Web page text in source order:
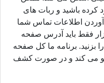
باشید و ربات های
اطلاعات تماس شما
فقط باید آدرس صفحه
بزنید. برنامه ما کل صفحه
می کند و در صورت کشف